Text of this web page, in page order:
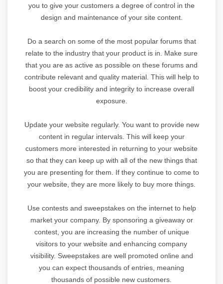
you to give your customers a degree of control in the
design and maintenance of your site content.
Do a search on some of the most popular forums that
relate to the industry that your product is in. Make sure
that you are as active as possible on these forums and
contribute relevant and quality material. This will help to
boost your credibility and integrity to increase overall
exposure.
Update your website regularly. You want to provide new
content in regular intervals. This will keep your
customers more interested in returning to your website
so that they can keep up with all of the new things that
you are presenting for them. If they continue to come to
your website, they are more likely to buy more things.
Use contests and sweepstakes on the internet to help
market your company. By sponsoring a giveaway or
contest, you are increasing the number of unique
visitors to your website and enhancing company
visibility. Sweepstakes are well promoted online and
you can expect thousands of entries, meaning
thousands of possible new customers.